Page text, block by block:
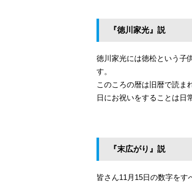
『徳川家光』説
徳川家光には徳松という子
す。
このころの暦は旧暦で読ま
日にお祝いをすることは日
『末広がり』説
皆さん11月15日の数字をす